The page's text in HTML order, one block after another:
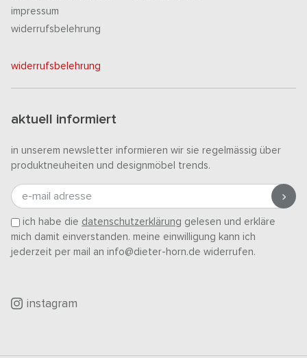
impressum
widerrufsbelehrung
widerrufsbelehrung
aktuell informiert
in unserem newsletter informieren wir sie regelmässig über
produktneuheiten und designmöbel trends.
e-mail adresse
ich habe die datenschutzerklärung gelesen und erkläre
mich damit einverstanden. meine einwilligung kann ich
jederzeit per mail an info@dieter-horn.de widerrufen.
instagram